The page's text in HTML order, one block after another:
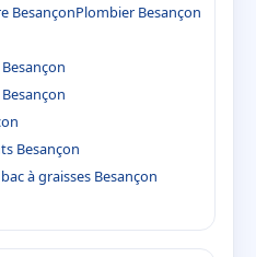
BesançonPlombier Besançon
Besançon
à graisses Besançon